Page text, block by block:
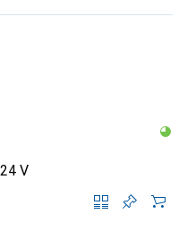
V